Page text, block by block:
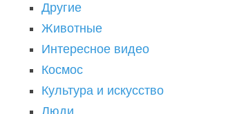
Другие
Животные
Интересное видео
Космос
Культура и искусство
Люди